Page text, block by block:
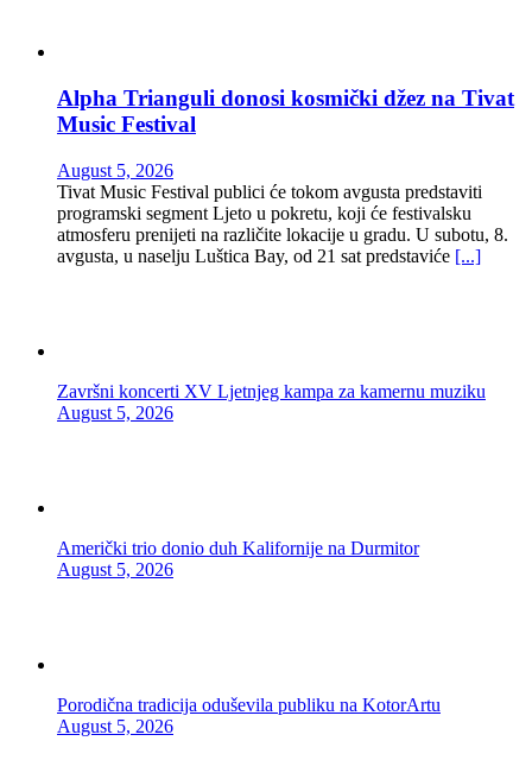
Alpha Trianguli donosi kosmički džez na Tivat
Music Festival
August 5, 2026
Tivat Music Festival publici će tokom avgusta predstaviti
programski segment Ljeto u pokretu, koji će festivalsku
atmosferu prenijeti na različite lokacije u gradu. U subotu, 8.
avgusta, u naselju Luštica Bay, od 21 sat predstaviće [...]
Završni koncerti XV Ljetnjeg kampa za kamernu muziku
August 5, 2026
Američki trio donio duh Kalifornije na Durmitor
August 5, 2026
Porodična tradicija oduševila publiku na KotorArtu
August 5, 2026